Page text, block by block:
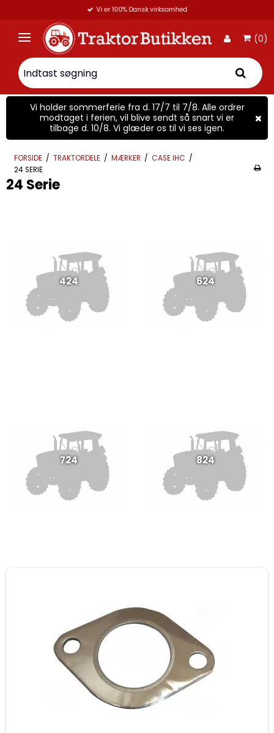
Vi er 100% Dansk virksomhed
(0)
Vi holder sommerferie fra d. 17/7 til 7/8. Alle ordrer
modtaget i ferien, vil blive sendt så snart vi er
tilbage d. 10/8. Vi glæder os til vi ses igen.
FORSIDE / TRAKTORDELE / MÆRKER / CASE IHC /
24 SERIE
24 Serie
424 624
724 824